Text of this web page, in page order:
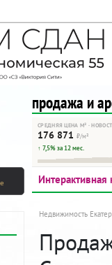
-
продажа и
СРЕДНЯЯ ЦЕНА М² ·
176 871 ₽/м²
↑ 7,5% за 12 мес.
Интерактивная
Недвижимость